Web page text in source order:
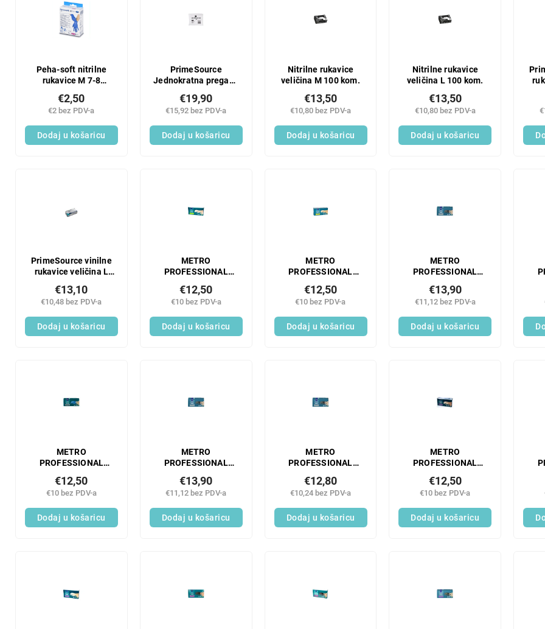
Peha-soft nitrilne
rukavice M 7-8
€2 bez PDV-a
€2,50
Dodaj u košaricu
PrimeSource
Jednokratna pregača
€15,92 bez PDV-a
€19,90
Dodaj u košaricu
Nitrilne rukavice
veličina M 100 kom.
€10,80 bez PDV-a
€13,50
Dodaj u košaricu
Nitrilne rukavice
veličina L 100 kom.
€10,80 bez PDV-a
€13,50
Dodaj u košaricu
PrimeSource vinilne
rukavice veličina L
€10,48 bez PDV-a
€13,10
Dodaj u košaricu
METRO
PROFESSIONAL
prozirne bez pudera
XL 100 kom.
€10 bez PDV-a
€12,50
Dodaj u košaricu
METRO
PROFESSIONAL
rukavice bez pudera
M 100 kom.
€10 bez PDV-a
€12,50
Dodaj u košaricu
METRO
PROFESSIONAL
nitrilne crne 100 kom.
€11,12 bez PDV-a
€13,90
Dodaj u košaricu
METRO
PROFESSIONAL
plave 100 kom.
€10 bez PDV-a
€12,50
Dodaj u košaricu
METRO
PROFESSIONAL
veličina XL crne 100
kom.
€11,12 bez PDV-a
€13,90
Dodaj u košaricu
METRO
PROFESSIONAL
pudera veličina M
crne 100 kom
€10,24 bez PDV-a
€12,80
Dodaj u košaricu
METRO
PROFESSIONAL
bez pudera veličina
XL 100 kom
€10 bez PDV-a
€12,50
Dodaj u košaricu